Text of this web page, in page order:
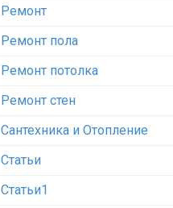
Ремонт
Ремонт пола
Ремонт потолка
Ремонт стен
Сантехника и Отопление
Статьи
Статьи1